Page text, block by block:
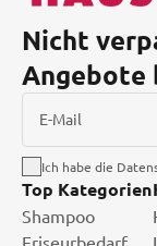
Nicht
Angebote
E-Mail
Ich habe die
Top Kategorien
Shampoo